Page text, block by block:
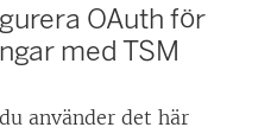
OAuth för
med TSM
använder det här